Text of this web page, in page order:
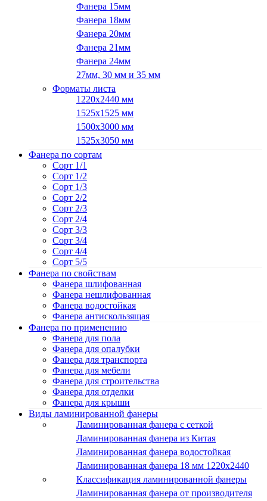
Фанера 15мм
Фанера 18мм
Фанера 20мм
Фанера 21мм
Фанера 24мм
27мм, 30 мм и 35 мм
Форматы листа
1220х2440 мм
1525х1525 мм
1500х3000 мм
1525х3050 мм
Фанера по сортам
Сорт 1/1
Сорт 1/2
Сорт 1/3
Сорт 2/2
Сорт 2/3
Сорт 2/4
Сорт 3/3
Сорт 3/4
Сорт 4/4
Сорт 5/5
Фанера по свойствам
Фанера шлифованная
Фанера нешлифованная
Фанера водостойкая
Фанера антискользящая
Фанера по применению
Фанера для пола
Фанера для опалубки
Фанера для транспорта
Фанера для мебели
Фанера для строительства
Фанера для отделки
Фанера для крыши
Виды ламинированной фанеры
Ламинированная фанера с сеткой
Ламинированная фанера из Китая
Ламинированная фанера водостойкая
Ламинированная фанера 18 мм 1220x2440
Классификация ламинированной фанеры
Ламинированная фанера от производителя